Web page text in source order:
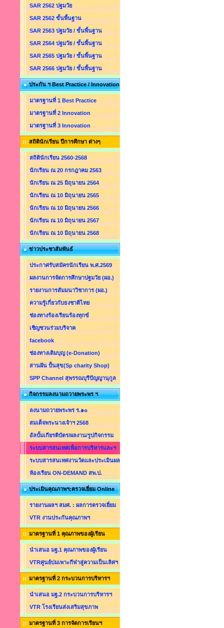
SAR 2562 ปฐมวัย
SAR 2562 ขั้นพื้นฐาน
SAR 2563 ปฐมวัย / ขั้นพื้นฐาน
SAR 2564 ปฐมวัย / ขั้นพื้นฐาน
SAR 2565 ปฐมวัย / ขั้นพื้นฐาน
SAR 2566 ปฐมวัย / ขั้นพื้นฐาน
ประกัน ฯ Best Practice / Innovation
มาตรฐานที่ 1 Best Practice
มาตรฐานที่ 2 Innovation
มาตรฐานที่ 3 Innovation
สถิตินักเรียน ปีการศึกษา ต่างๆ
สถิตินักเรียน 2560-2568
นักเรียน ณ 20 กรกฎาคม 2563
นักเรียน ณ 25 มิถุนายน 2564
นักเรียน ณ 10 มิถุนายน 2565
นักเรียน ณ 10 มิถุนายน 2566
นักเรียน ณ 10 มิถุนายน 2567
นักเรียน ณ 10 มิถุนายน 2568
ข่าวประชาสัมพันธ์
ประกาศรับสมัครนักเรียน พ.ศ.2569
ผลงานการจัดการศึกษาปฐมวัย (ผอ.)
รายงานการสัมมนาวิชาการ (ผอ.)
ความรู้เกี่ยวกับธงชาติไทย
ช่องทางร้องเรียนร้องทุกข์
เชิญชวนร่วมบริจาค
facebook
ช่องทางเติมบุญ (e-Donation)
สานฝัน ปั้นสุข(Sp charity Shop)
SPP Channel สุพรรณบุรีปัญญานุกูล
กิจกรรมลงนามถวายพระพร ฯ
ลงนามถวายพระพร ร.๑๐
สมเด็จพระนางเจ้าฯ 2568
อัลบั้มเกียรติบัตร/ผลงาน/รูปกิจกรรม
ระบบสารสนเทศเพื่อการบริหารและฯ
ระบบสารสนเทศงานวัดและประเมินผล
ห้องเรียน ON-DEMAND สพ.ป.
ประเมินคุณภาพฯ:ตรวจเยี่ยม Online
รายงานผลฯ สมศ. : ผลการตรวจเยี่ยม
VTR งานประกันคุณภาพฯ
มาตรฐานที่ 1 คุณภาพของผู้เรียน
นำเสนอ มฐ.1 คุณภาพของผู้เรียน
VTRศูนย์บ่มเพาะกีฬาสู่ความเป็นเลิศฯ
มาตรฐานที่ 2 กระบวนการบริหารฯ
นำเสนอ มฐ.2 กระบวนการบริหารฯ
VTR โรงเรียนส่งเสริมสุขภาพ
มาตรฐานที่ 3 การจัดการเรียนฯ